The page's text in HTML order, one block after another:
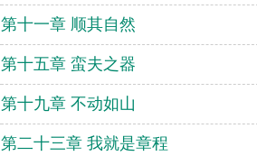
第十一章 顺其自然
第十五章 蛮夫之器
第十九章 不动如山
第二十三章 我就是章程